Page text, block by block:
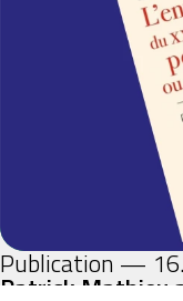
Publication —
Patrick Mathieu